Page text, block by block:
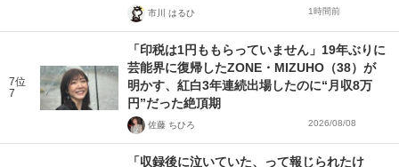
市川 はるひ 1時間前
7位
7
「印税は1円ももらっていません」19年ぶりに
芸能界に復帰したZONE・MIZUHO（38）が
明かす、紅白3年連続出場したのに“月収8万
円”だった絶頂期
佐藤 ちひろ 2026/08/08
「収録後に泣いていた、って報じられたけ